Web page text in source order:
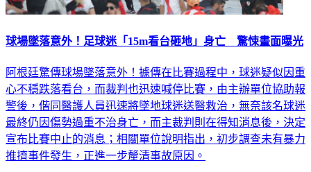
球場墜落意外！足球迷「15m看台砸地」身亡 驚悚畫面曝光
阿根廷驚傳球場墜落意外！據傳在比賽過程中，球迷疑似因重
心不穩跌落看台，而裁判也迅速喊停比賽，由主辦單位協助報
警後，偕同醫護人員迅速將墜地球迷送醫救治，無奈該名球迷
最終仍因傷勢過重不治身亡，而主裁判則在得知消息後，決定
宣布比賽中止的消息；相關單位說明指出，初步調查未有暴力
推擠事件發生，正進一步釐清事故原因。